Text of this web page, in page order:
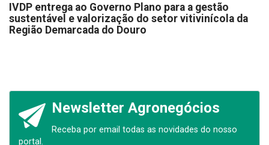
IVDP entrega ao Governo Plano para a gestão
sustentável e valorização do setor vitivinícola da
Região Demarcada do Douro
Newsletter Agronegócios
Receba por email todas as novidades do nosso
portal.